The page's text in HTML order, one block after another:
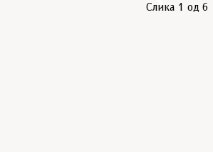
Слика 1 од 6